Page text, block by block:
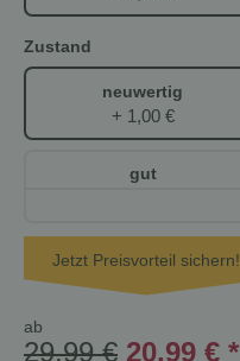
Zustand
neuwertig
+ 1,00 €
gut
Jetzt Preisvorteil sichern!
ab
29,99 € 20,99 € *